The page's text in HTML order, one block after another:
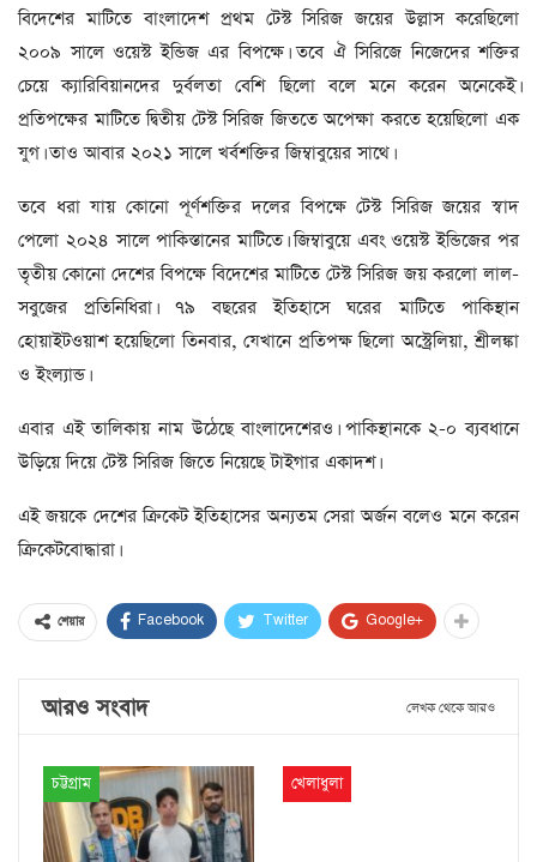
বিদেশের মাটিতে বাংলাদেশ প্রথম টেস্ট সিরিজ জয়ের উল্লাস করেছিলো
২০০৯ সালে ওয়েস্ট ইন্ডিজ এর বিপক্ষে। তবে ঐ সিরিজে নিজেদের শক্তির
চেয়ে ক্যারিবিয়ানদের দুর্বলতা বেশি ছিলো বলে মনে করেন অনেকেই।
প্রতিপক্ষের মাটিতে দ্বিতীয় টেস্ট সিরিজ জিততে অপেক্ষা করতে হয়েছিলো এক
যুগ। তাও আবার ২০২১ সালে খর্বশক্তির জিম্বাবুয়ের সাথে।
তবে ধরা যায় কোনো পূর্ণশক্তির দলের বিপক্ষে টেস্ট সিরিজ জয়ের স্বাদ
পেলো ২০২৪ সালে পাকিস্তানের মাটিতে। জিম্বাবুয়ে এবং ওয়েস্ট ইন্ডিজের পর
তৃতীয় কোনো দেশের বিপক্ষে বিদেশের মাটিতে টেস্ট সিরিজ জয় করলো লাল-
সবুজের প্রতিনিধিরা। ৭৯ বছরের ইতিহাসে ঘরের মাটিতে পাকিস্থান
হোয়াইটওয়াশ হয়েছিলো তিনবার, যেখানে প্রতিপক্ষ ছিলো অস্ট্রেলিয়া, শ্রীলঙ্কা
ও ইংল্যান্ড।
এবার এই তালিকায় নাম উঠেছে বাংলাদেশেরও। পাকিস্থানকে ২-০ ব্যবধানে
উড়িয়ে দিয়ে টেস্ট সিরিজ জিতে নিয়েছে টাইগার একাদশ।
এই জয়কে দেশের ক্রিকেট ইতিহাসের অন্যতম সেরা অর্জন বলেও মনে করেন
ক্রিকেটবোদ্ধারা।
শেয়ার Facebook Twitter Google+
আরও সংবাদ লেখক থেকে আরও
চট্টগ্রাম খেলাধুলা